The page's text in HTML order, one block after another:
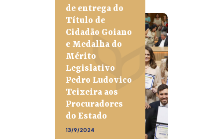
de entrega do
Título de
Cidadão Goiano
e Medalha do
Mérito
Legislativo
Pedro Ludovico
Teixeira aos
Procuradores
do Estado
13/9/2024